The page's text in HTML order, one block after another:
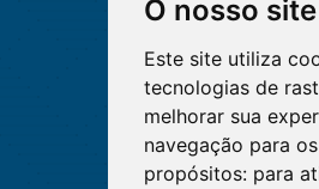
O nosso
Este site utiliza
tecnologias de
melhorar sua
navegação para
propósitos: para